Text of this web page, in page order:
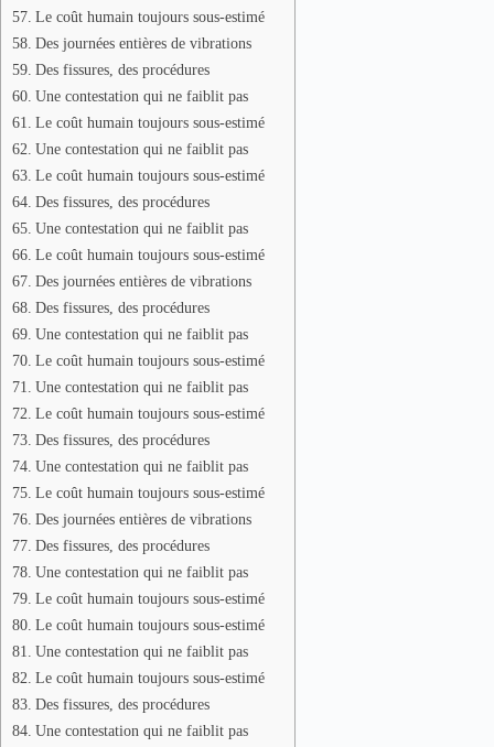
Le coût humain toujours sous-estimé
Des journées entières de vibrations
Des fissures, des procédures
Une contestation qui ne faiblit pas
Le coût humain toujours sous-estimé
Une contestation qui ne faiblit pas
Le coût humain toujours sous-estimé
Des fissures, des procédures
Une contestation qui ne faiblit pas
Le coût humain toujours sous-estimé
Des journées entières de vibrations
Des fissures, des procédures
Une contestation qui ne faiblit pas
Le coût humain toujours sous-estimé
Une contestation qui ne faiblit pas
Le coût humain toujours sous-estimé
Des fissures, des procédures
Une contestation qui ne faiblit pas
Le coût humain toujours sous-estimé
Des journées entières de vibrations
Des fissures, des procédures
Une contestation qui ne faiblit pas
Le coût humain toujours sous-estimé
Le coût humain toujours sous-estimé
Une contestation qui ne faiblit pas
Le coût humain toujours sous-estimé
Des fissures, des procédures
Une contestation qui ne faiblit pas